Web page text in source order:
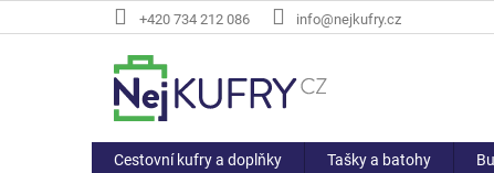
na
+420 734 212 086 info@nejkufry.cz
Cestovní kufry a doplňky Tašky a batohy